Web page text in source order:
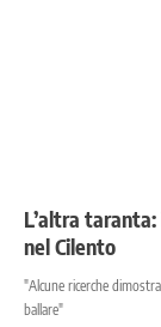
L’altra
nel Cilento
"Alcune ricerche
ballare"